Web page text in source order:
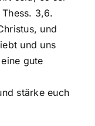
3,6.
und
und uns
gute
stärke euch